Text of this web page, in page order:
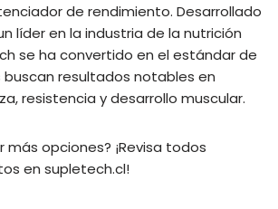
de rendimiento. Desarrollado
líder en la industria de la nutrición
se ha convertido en el estándar de
resultados notables en
resistencia y desarrollo muscular.
más opciones? ¡Revisa todos
en supletech.cl!